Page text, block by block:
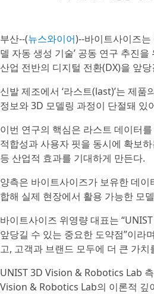
부산--(뉴스와이어)--바이트사이즈
델 자동 생성 기술’ 공동 연구 추진
산업 전반의 디지털 전환(DX)을 앞
신발 제조에서 ‘라스트(last)’는 제
정보와 3D 모델링 과정이 단절돼 있
이번 연구의 핵심은 라스트 데이터
적합성과 사용자 핏을 동시에 확보
등 산업적 효과를 기대하게 만든다.
양측은 바이트사이즈가 보유한 데
합해 실제 현장에서 활용 가능한 모
바이트사이즈 위영량 대표는
앞당길 수 있는 중요한 도약점”이라
고, 고객과 브랜드 모두에 더 큰 가치
UNIST 3D Vision & Robotics Lab
Vision & Robotics Lab의 이론적 깊